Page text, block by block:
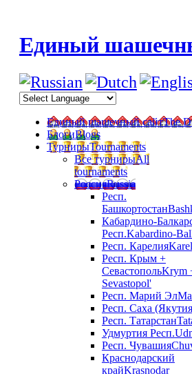
Единый
Единый шашечный сайтThe
БлогиBlogs
ТурнирыTournaments
Все турнирыAll
tournaments
РоссияRussia
Респ.
Башкортостан
Кабардино-
Респ.Kabardino-
Респ. Карелия
Респ. Крым +
СевастопольKrym
Sevastopol'
Респ. Марий Эл
Респ. Саха
Респ. Татарстан
Удмуртия Респ.
Респ. Чувашия
Краснодарский
крайKrasnodar